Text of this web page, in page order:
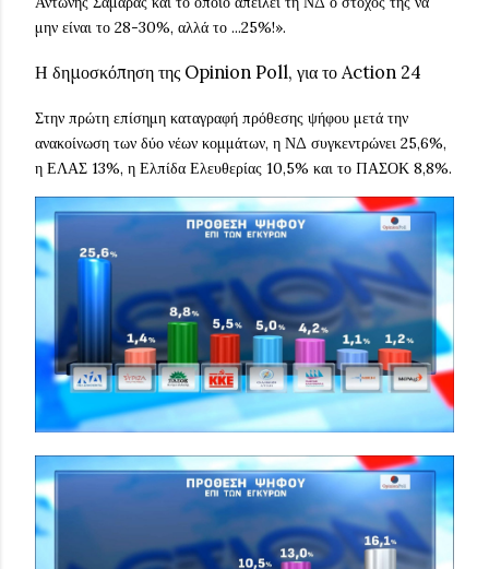
μην είναι το 28-30%, αλλά το ...25%!».
Η δημοσκόπηση της Opinion Poll, για το Action 24
Στην πρώτη επίσημη καταγραφή πρόθεσης ψήφου μετά την
ανακοίνωση των δύο νέων κομμάτων, η ΝΔ συγκεντρώνει 25,6%,
η ΕΛΑΣ 13%, η Ελπίδα Ελευθερίας 10,5% και το ΠΑΣΟΚ 8,8%.